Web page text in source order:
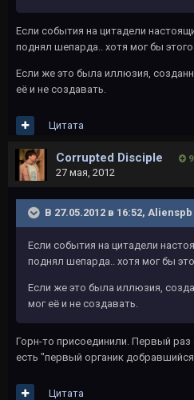
Если события на цитадели
поднял шепарда.. хотя мог бы
Если же это была иллюзия,
её и не создавать.
Цитата
Corrupted Disciple
27 мая, 2012
В 27.05.2012 в 16:52,
Если события на цитадели
поднял шепарда.. хотя мог бы
Если же это была иллюзия,
мог её и не создавать.
Горн-то присоединили. Первый раз
есть "первый органик
Цитата